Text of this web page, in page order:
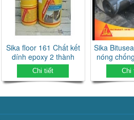
Sika floor 161 Chất kết
dính epoxy 2 thành
phần tạo vữa tự san
phẳng
Chi tiết
Sika
nóng
Chi